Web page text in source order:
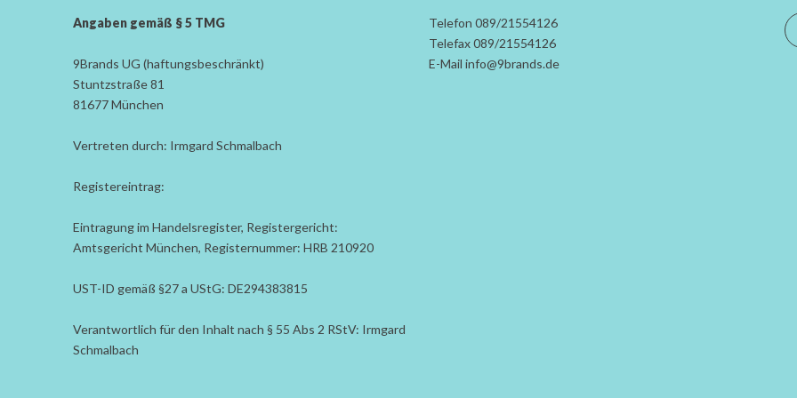
Angaben gemäß § 5 TMG
9Brands UG (haftungsbeschränkt)
Stuntzstraße 81
81677 München
Vertreten durch: Irmgard Schmalbach
Registereintrag:
Eintragung im Handelsregister, Registergericht:
Amtsgericht München, Registernummer: HRB 210920
UST-ID gemäß §27 a UStG: DE294383815
Verantwortlich für den Inhalt nach § 55 Abs 2 RStV: Irmgard
Schmalbach
Telefon 089/21554126
Telefax 089/21554126
E-Mail info@9brands.de